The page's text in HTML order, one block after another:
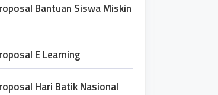
Bantuan Siswa Miskin
E Learning
Hari Batik Nasional